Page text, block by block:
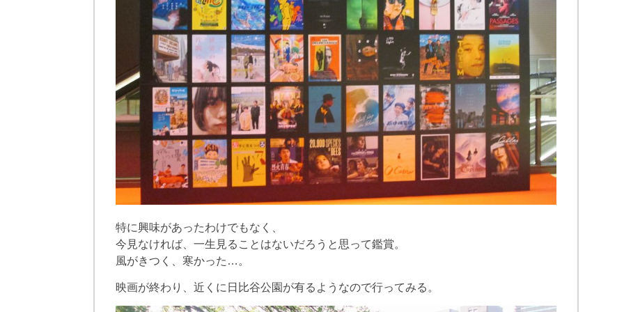
特に興味があったわけでもなく、
今見なければ、一生見るこ とはないだろうと思って鑑賞。
風がきつく、寒かった…。
映画が終わり、近くに日比谷公園が有るようなので行ってみる。